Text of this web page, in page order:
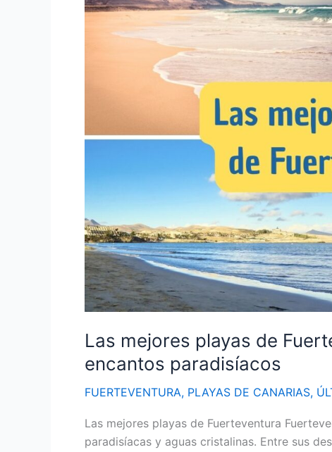
Las mejores playas de
encantos paradisíacos
FUERTEVENTURA, PLAYAS DE CANARIAS,
Las mejores playas de Fuerteventura
paradisíacas y aguas cristalinas. Entre sus